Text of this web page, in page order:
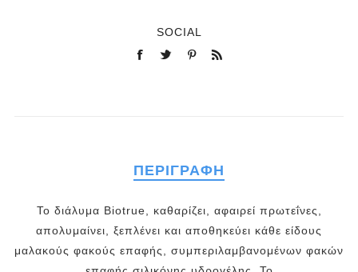
SOCIAL
ΠΕΡΙΓΡΑΦΉ
Το διάλυμα Biotrue, καθαρίζει, αφαιρεί πρωτεΐνες,
απολυμαίνει, ξεπλένει και αποθηκεύει κάθε είδους
μαλακούς φακούς επαφής, συμπεριλαμβανομένων φακών